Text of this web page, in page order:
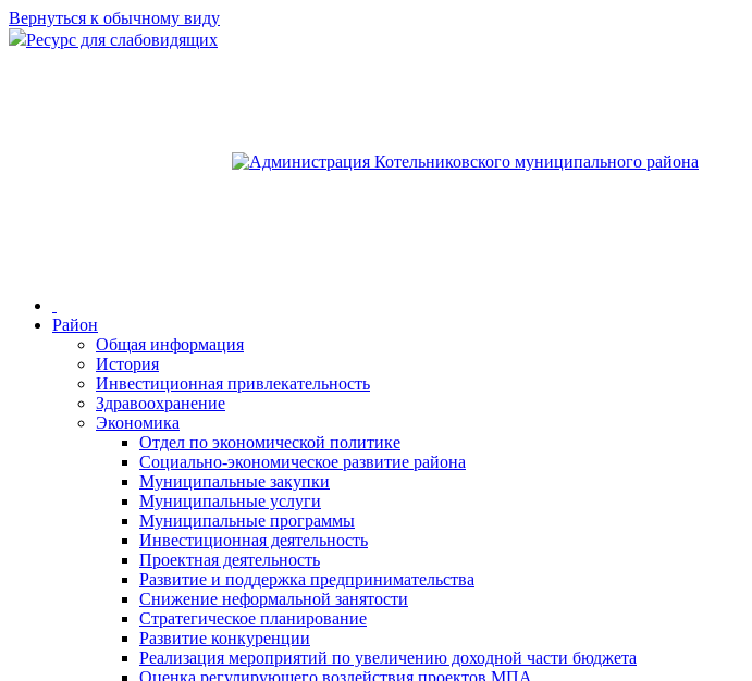
Вернуться к обычному виду
Ресурс для слабовидящих
Район
Общая информация
История
Инвестиционная привлекательность
Здравоохранение
Экономика
Отдел по экономической политике
Социально-экономическое развитие района
Муниципальные закупки
Муниципальные услуги
Муниципальные программы
Инвестиционная деятельность
Проектная деятельность
Развитие и поддержка предпринимательства
Снижение неформальной занятости
Стратегическое планирование
Развитие конкуренции
Реализация мероприятий по увеличению доходной части бюджета
Оценка регулирующего воздействия проектов МПА